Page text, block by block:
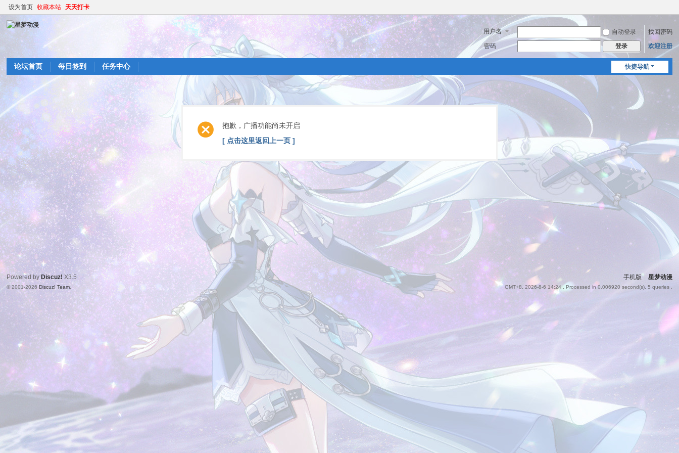
设为首页 收藏本站 天天打卡
用户名 自动登录
找回密码
密码
登录 欢迎注册
快捷导航
论坛首页 每日签到 任务中心
抱歉，广播功能尚未开启
[ 点击这里返回上一页 ]
手机版 | 星梦动漫
GMT+8, 2026-8-6 14:24, Processed in 0.006920 second(s), 5 queries .
Powered by Discuz! X3.5
© 2001-2026Discuz! Team